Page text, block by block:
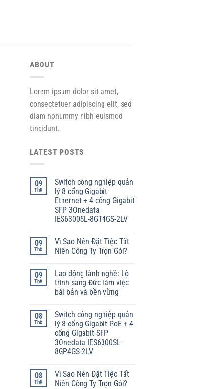
ABOUT
Lorem ipsum dolor sit amet,
consectetuer adipiscing elit, sed
diam nonummy nibh euismod
tincidunt.
LATEST POSTS
09
Th8
Switch công nghiệp quản
lý 8 cổng Gigabit
Ethernet + 4 cổng Gigabit
SFP 3Onedata
IES6300SL-8GT4GS-2LV
09
Th8
Vì Sao Nên Đặt Tiệc Tất
Niên Công Ty Trọn Gói?
09
Th8
Lao động lành nghề: Lộ
trình sang Đức làm việc
bài bản và bền vững
08
Th8
Switch công nghiệp quản
lý 8 cổng Gigabit PoE + 4
cổng Gigabit SFP
3Onedata IES6300SL-
8GP4GS-2LV
08
Th8
Vì Sao Nên Đặt Tiệc Tất
Niên Công Ty Trọn Gói?